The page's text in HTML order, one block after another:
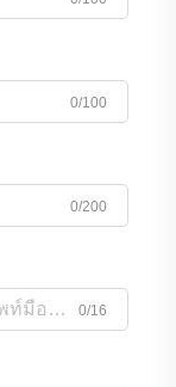
0/100
0/200
0/16